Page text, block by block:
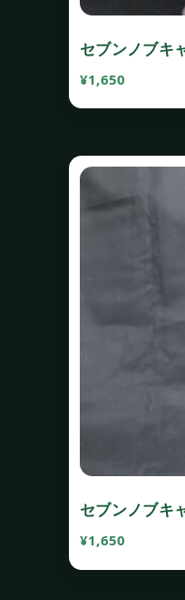
セブンノブキ
¥1,650
セブンノブキ
¥1,650